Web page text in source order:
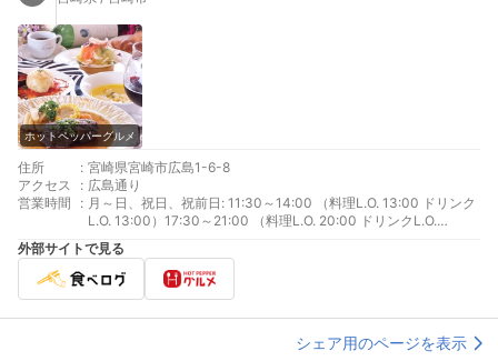
ホットペッパーグルメ
住所 : 宮崎県宮崎市広島1-6-8
アクセス
: 広島通り
営業時間
: 月～日、祝日、祝前日: 11:30～14:00 （料理L.O. 13:00 ドリンク
L.O. 13:00）17:30～21:00 （料理L.O. 20:00 ドリンクL.O.
20:00）
外部サイトで見る
シェア用のページを表示